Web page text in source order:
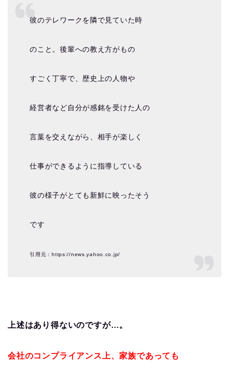
彼のテレワークを隣で見ていた時
のこと。後輩への教え方がもの
すごく丁寧で、歴史上の人物や
経営者など自分が感銘を受けた人の
言葉を交えながら、相手が楽しく
仕事ができるように指導している
彼の様子がとても新鮮に映ったそう
です
引用元：https://news.yahoo.co.jp/
上述はあり得ないのですが…。
会社のコンプライアンス上、家族であっても